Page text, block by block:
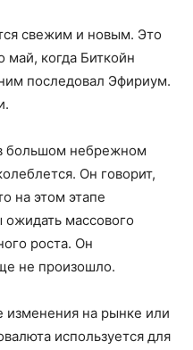
свежим и новым. Это
май, когда Биткойн
последовал Эфириум.
большом небрежном
Он говорит,
на этом этапе
массового
роста. Он
не произошло.
изменения на рынке или
используется для